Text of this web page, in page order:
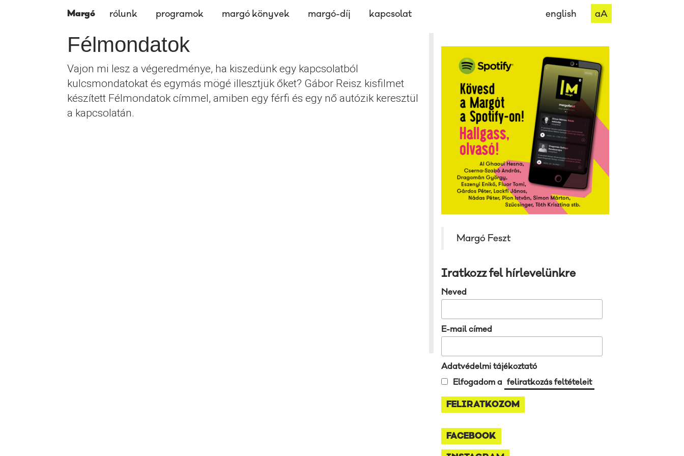
Margó rólunk programok margó könyvek margó-díj kapcsolat english aA
Félmondatok
Vajon mi lesz a végeredménye, ha kiszedünk egy kapcsolatból
kulcsmondatokat és egymás mögé illesztjük őket? Gábor Reisz kisfilmet
készített Félmondatok címmel, amiben egy férfi és egy nő autózik keresztül
a kapcsolatán.
Margó Feszt
Iratkozz fel hírlevelünkre
Neved
E-mail címed
Adatvédelmi tájékoztató
Elfogadom a feliratkozás feltételeit
FACEBOOK